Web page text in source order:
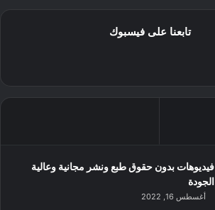
تابعنا على فيسبوك
فيديوهات بدون حقوق طبع ونشر مجانية وعالية
الجودة
أغسطس 16, 2022